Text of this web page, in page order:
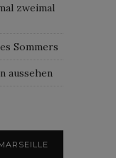
zweimal
Sommers
aussehen